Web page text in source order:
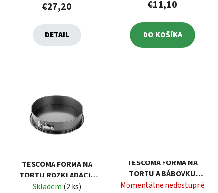
€27,20
DETAIL
€11,10
DO KOŠÍKA
TESCOMA FORMA NA
TORTU ROZKLADACIA
DELÍCIA Ø 28 CM, SO
Skladom (2 ks)
TESCOMA FORMA NA
TORTU A BÁBOVKU
ROZKLADACIA DELÍCIA Ø
Momentálne nedostupné